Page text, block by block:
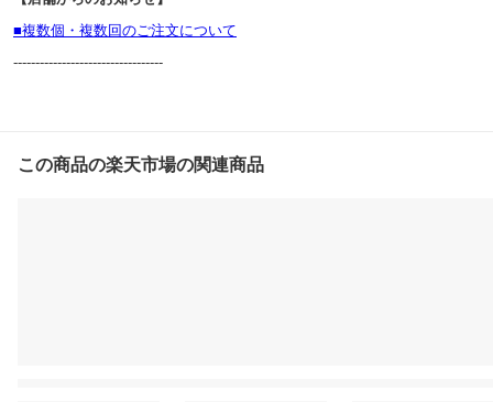
■複数個・複数回のご注文について
----------------------------------
この商品の楽天市場の関連商品